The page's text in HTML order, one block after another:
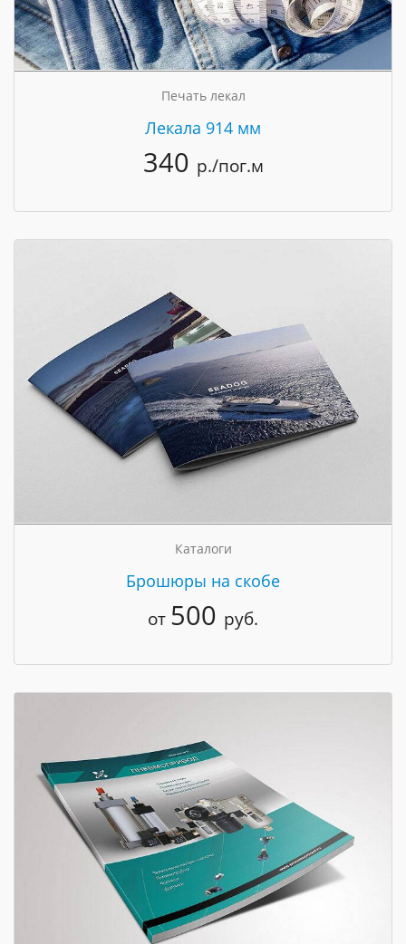
Печать лекал
Лекала 914 мм
340 р./пог.м
Каталоги
Брошюры на скобе
от 500 руб.